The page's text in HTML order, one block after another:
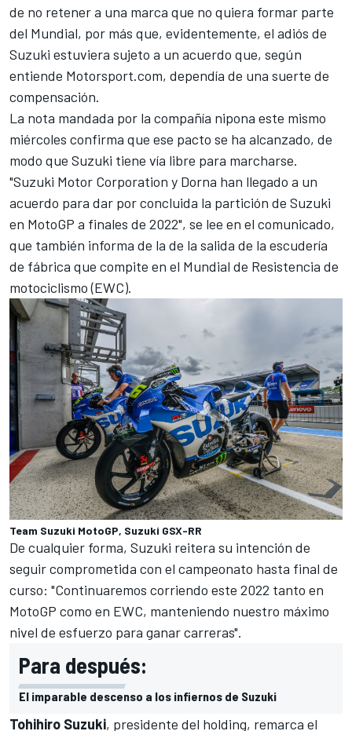
de no retener a una marca que no quiera formar parte
del Mundial, por más que, evidentemente, el adiós de
Suzuki estuviera sujeto a un acuerdo que, según
entiende Motorsport.com, dependía de una suerte de
compensación.
La nota mandada por la compañía nipona este mismo
miércoles confirma que ese pacto se ha alcanzado, de
modo que Suzuki tiene vía libre para marcharse.
"Suzuki Motor Corporation y Dorna han llegado a un
acuerdo para dar por concluida la partición de Suzuki
en MotoGP a finales de 2022", se lee en el comunicado,
que también informa de la de la salida de la escudería
de fábrica que compite en el Mundial de Resistencia de
motociclismo (EWC).
Team Suzuki MotoGP, Suzuki GSX-RR
De cualquier forma, Suzuki reitera su intención de
seguir comprometida con el campeonato hasta final de
curso: "Continuaremos corriendo este 2022 tanto en
MotoGP como en EWC, manteniendo nuestro máximo
nivel de esfuerzo para ganar carreras".
Para después:
El imparable descenso a los infiernos de Suzuki
Tohihiro Suzuki, presidente del holding, remarca el